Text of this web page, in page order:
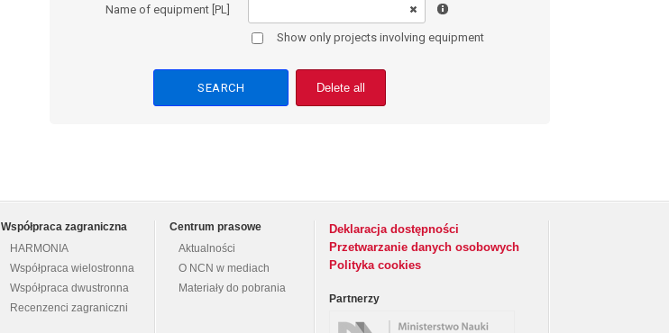
Name of equipment [PL]
Show only projects involving equipment
Delete all
Współpraca zagraniczna
HARMONIA
Współpraca wielostronna
Współpraca dwustronna
Recenzenci zagraniczni
Centrum prasowe
Aktualności
O NCN w mediach
Materiały do pobrania
Deklaracja dostępności
Przetwarzanie danych osobowych
Polityka cookies
Partnerzy